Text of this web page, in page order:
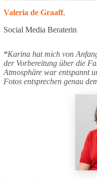
Valeria de Graaff,
Social Media Beraterin
“Karina hat mich von
der Vorbereitung über die
Atmosphäre war entspannt
Fotos entsprechen genau